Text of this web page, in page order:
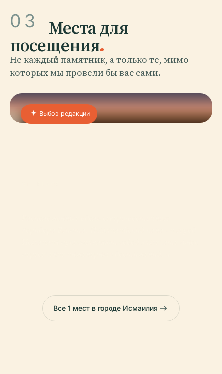
03 Места для
посещения.
Не каждый памятник, а только те, мимо
которых мы провели бы вас сами.
Выбор редакции
Все 1 мест в городе Исмаилия